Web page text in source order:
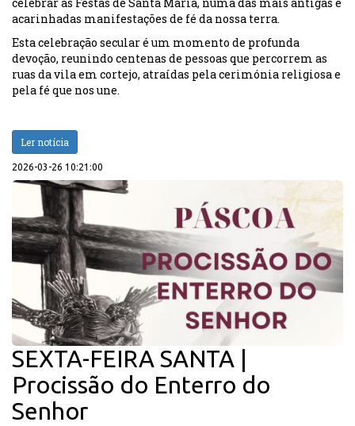
celebrar as Festas de Santa Maria, numa das mais antigas e
acarinhadas manifestações de fé da nossa terra.
Esta celebração secular é um momento de profunda
devoção, reunindo centenas de pessoas que percorrem as
ruas da vila em cortejo, atraídas pela cerimónia religiosa e
pela fé que nos une.
Ler notícia
2026-03-26 10:21:00
SEXTA-FEIRA SANTA |
Procissão do Enterro do
Senhor